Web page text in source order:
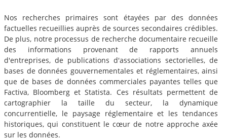
Nos recherches primaires sont étayées par des données
factuelles recueillies auprès de sources secondaires crédibles.
De plus, notre processus de recherche documentaire recueille
des informations provenant de rapports annuels
d'entreprises, de publications d'associations sectorielles, de
bases de données gouvernementales et réglementaires, ainsi
que de bases de données commerciales payantes telles que
Factiva, Bloomberg et Statista. Ces résultats permettent de
cartographier la taille du secteur, la dynamique
concurrentielle, le paysage réglementaire et les tendances
historiques, qui constituent le cœur de notre approche axée
sur les données.